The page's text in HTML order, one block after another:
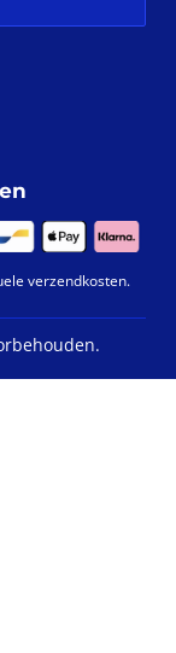
verzendkosten.